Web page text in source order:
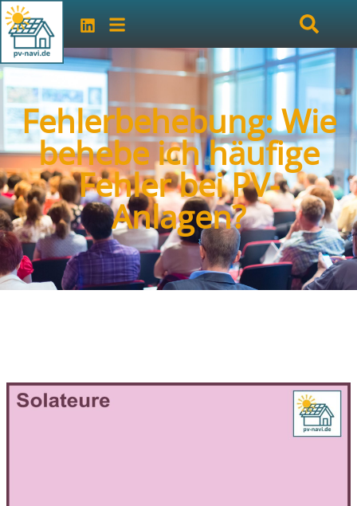
Fehlerbehebung: Wie
behebe ich häufige
Fehler bei PV-
Anlagen?